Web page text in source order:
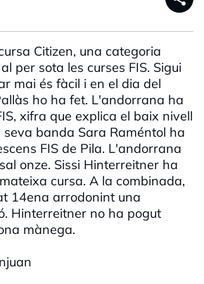
Citizen, una categoria
per sota les curses FIS. Sigui
mai és fàcil i en el dia del
ho ha fet. L'andorrana ha
xifra que explica el baix nivell
seva banda Sara Raméntol ha
FIS de Pila. L'andorrana
onze. Sissi Hinterreitner ha
cursa. A la combinada,
14ena arrodonint una
Hinterreitner no ha pogut
mànega.